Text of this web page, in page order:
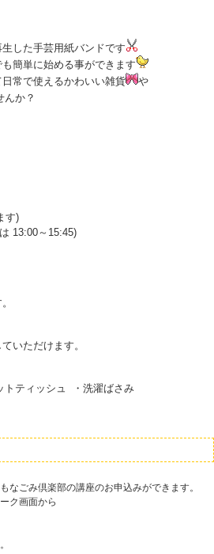
した手芸用紙バンドです
簡単に始める事ができます
常で使えるかわいい雑貨
や
んか？
す)
13:00～15:45)
いただけます。
トティッシュ ・洗濯ばさみ
なごみ倶楽部の講座のお申込みができます。
ク画面から